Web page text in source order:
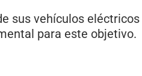
sus vehículos
para este objetivo.